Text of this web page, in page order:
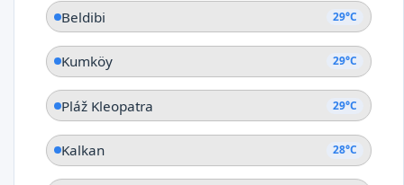
Beldibi 29°C
Kumköy 29°C
Pláž Kleopatra 29°C
Kalkan 28°C